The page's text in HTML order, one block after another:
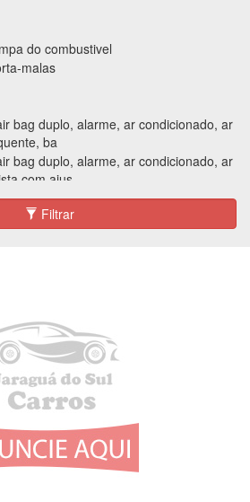
do combustivel
malas
bag duplo, alarme, ar condicionado, ar
ba
bag duplo, alarme, ar condicionado, ar
com ajus
bag duplo, alarme, ar condicionado, ar
com ajus
bag duplo, alarme, ar condicionado,
abs, kit g
rampa
ajuste de altura
Filtrar